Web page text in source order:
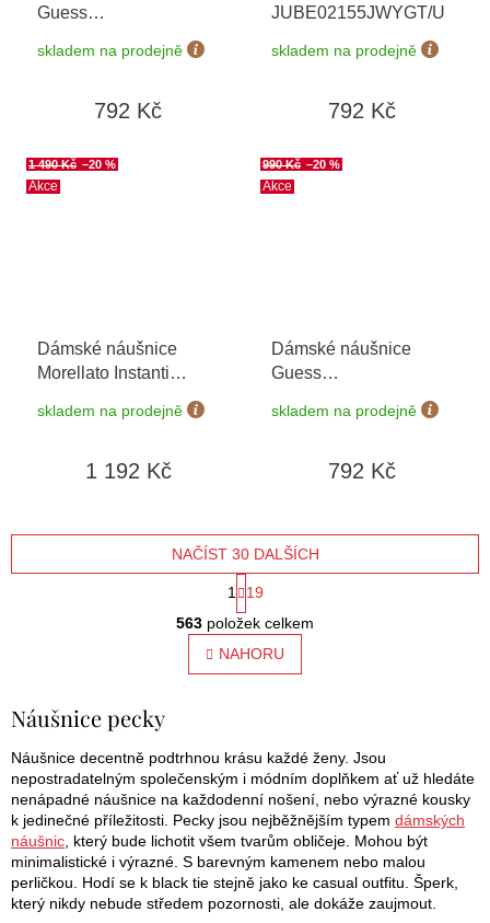
Guess
JUBE03396JWRHT/U
skladem na prodejně
792 Kč
JUBE02155JWYGT/U
skladem na prodejně
792 Kč
Akce
1 490 Kč –20 %
Dámské náušnice
Morellato Instanti
skladem na prodejně
1 192 Kč
Akce
990 Kč –20 %
Dámské náušnice
Guess
JUBE04209JWYGT/U
skladem na prodejně
792 Kč
O
v
l
á
í
p
r
v
k
y
v
ý
NAČÍST 30 DALŠÍCH
S
t
r
k
o
v
á
n
1
19
563 položek celkem
NAHORU
Náušnice pecky
Náušnice decentně podtrhnou krásu každé ženy. Jsou
nepostradatelným společenským i módním doplňkem ať už hledáte
nenápadné náušnice na každodenní nošení, nebo výrazné kousky
k jedinečné příležitosti. Pecky jsou nejběžnějším typem dámských
náušnic , který bude lichotit všem tvarům obličeje. Mohou být
minimalistické i výrazné. S barevným kamenem nebo malou
perličkou. Hodí se k black tie stejně jako ke casual outfitu. Šperk,
který nikdy nebude středem pozornosti, ale dokáže zaujmout.